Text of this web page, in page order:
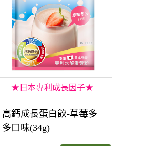
★日本專利成長因子★
高鈣成長蛋白飲-草莓多
多口味(34g)